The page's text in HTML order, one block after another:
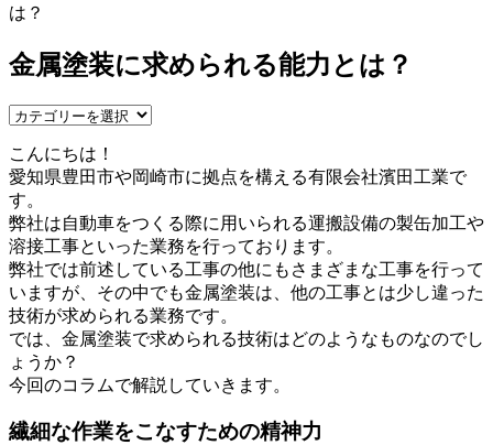
は？
金属塗装に求められる能力とは？
こんにちは！
愛知県豊田市や岡崎市に拠点を構える有限会社濱田工業で
す。
弊社は自動車をつくる際に用いられる運搬設備の製缶加工や
溶接工事といった業務を行っております。
弊社では前述している工事の他にもさまざまな工事を行って
いますが、その中でも金属塗装は、他の工事とは少し違った
技術が求められる業務です。
では、金属塗装で求められる技術はどのようなものなのでし
ょうか？
今回のコラムで解説していきます。
繊細な作業をこなすための精神力